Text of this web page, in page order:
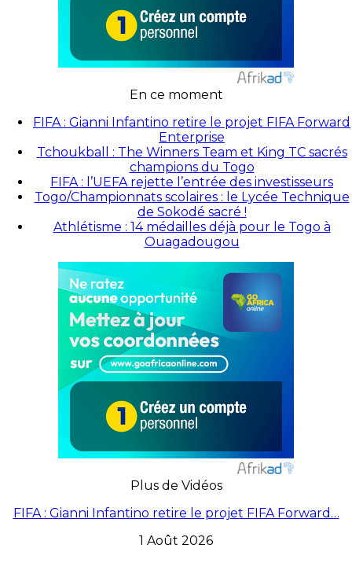
En ce moment
FIFA : Gianni Infantino retire le projet FIFA Forward
Enterprise
Tchoukball : The Winners Team et King TC sacrés
champions du Togo
FIFA : l’UEFA rejette l’entrée des investisseurs
Togo/Championnats scolaires : le Lycée Technique
de Sokodé sacré !
Athlétisme : 14 médailles déjà pour le Togo à
Ouagadougou
Plus de Vidéos
FIFA : Gianni Infantino retire le projet FIFA Forward…
1 Août 2026